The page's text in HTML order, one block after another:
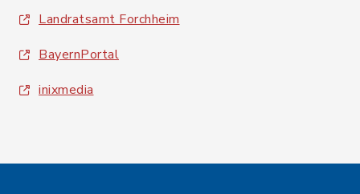
Landratsamt Forchheim
BayernPortal
inixmedia